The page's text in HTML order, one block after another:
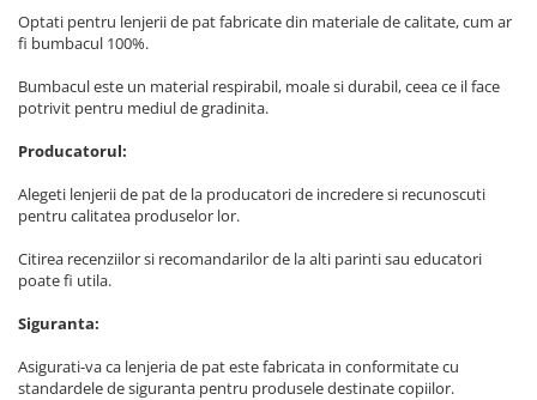
Optati pentru lenjerii de pat fabricate din materiale de calitate, cum ar
fi bumbacul 100%.
Bumbacul este un material respirabil, moale si durabil, ceea ce il face
potrivit pentru mediul de gradinita.
Producatorul:
Alegeti lenjerii de pat de la producatori de incredere si recunoscuti
pentru calitatea produselor lor.
Citirea recenziilor si recomandarilor de la alti parinti sau educatori
poate fi utila.
Siguranta:
Asigurati-va ca lenjeria de pat este fabricata in conformitate cu
standardele de siguranta pentru produsele destinate copiilor.